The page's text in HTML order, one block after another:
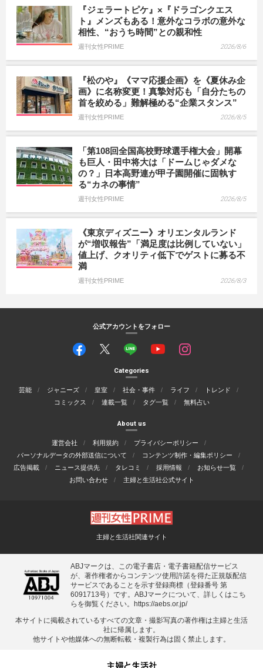
『ジェラートピケ』×『ドラゴンクエス
ト』メンズもある！意外なコラボの意外な
相性、“おうち時間”との親和性
週刊女性PRIME 2026/8/6
『松のや』《ママ応援企画》を《夏休み企
画》に名称変更！真摯対応も「自分たちの
首を絞める」難解極める“企業スタンス”
週刊女性PRIME 2026/8/5
「第108回全国高校野球選手権大会」開幕
も巨人・田中将大は「ドームじゃダメな
の？」日本高野連が甲子園開催に固執す
る“カネの事情”
週刊女性PRIME 2026/8/5
《東京ディズニー》オリエンタルランド
が“増収報告”「満足度は比例していない」
値上げ、クオリティ低下でゲストに募る不
満
週刊女性PRIME 2026/8/3
公式アカウントをフォロー
Categories
芸能 ジャニーズ 皇室 社会・事件 ライフ
トレンド
コミックス
連載一覧 タグ一覧 無料占い
About us
運営会社 利用規約
プライバシーポリシー
パーソナルデータの外部送信について
コンテンツ制作・編集ポリシー
広告掲載
ニュース提供先 タレコミ 採用情報
お知らせ一覧
お問い合わせ
主婦と生活社公式サイト
主婦と生活社関連サイト
ABJマークは、この電子書店・電子書籍配信サービス
が、著作権者からコンテンツ使用許諾を得た正規版配信
サービスであることを示す登録商標（登録番号 第
6091713号）です。ABJマークについて、詳しくはこち
らを御覧ください。 https://aebs.or.jp/
本サイトに掲載されているすべての⽂章・撮影写真の著作権は主婦と⽣活
社に帰属します。
他サイトや他媒体への無断転載・複製⾏為は固く禁⽌します。